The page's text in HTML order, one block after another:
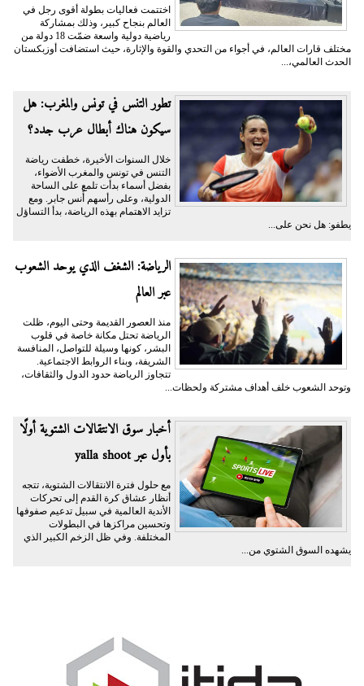
اختتمت فعاليات بطولة أقوى رجل في
العالم بنجاح كبير، وذلك بمشاركة
رياضية دولية واسعة ضمّت 18 دولة من
مختلف قارات العالم، في أجواء من التحدي والقوة والإثارة، حيث استضافت أوزبكستان
الحدث العالمي،...
تطور التنس في تونس والمغرب: هل
سيكون هناك أبطال عرب جدد؟
خلال السنوات الأخيرة، خطفت رياضة
التنس في تونس والمغرب الأضواء،
بفضل أسماء بدأت تلمع على الساحة
الدولية، وعلى رأسهم أُنس جابر. ومع
تزايد الاهتمام بهذه الرياضة، بدأ التساؤل
يطفو: هل نحن على...
الرياضة: الشغف الذي يوحد الشعوب
عبر العالم
منذ العصور القديمة وحتى اليوم، ظلت
الرياضة تحتل مكانة خاصة في قلوب
البشر، كونها وسيلة للتواصل، المنافسة
الشريفة، وبناء الروابط الاجتماعية.
تتجاوز الرياضة حدود الدول والثقافات،
وتوحد الشعوب خلف أهداف مشتركة ولحظات...
أخبار سوق الانتقالات الشتوية أولًا
بأول عبر yalla shoot
مع حلول فترة الانتقالات الشتوية، تتجه
أنظار عشاق كرة القدم إلى تحركات
الأندية العالمية في سبيل تدعيم صفوفها
وتحسين مراكزها في البطولات
المختلفة. وفي ظل الزخم الكبير الذي
يشهده السوق الشتوي من...